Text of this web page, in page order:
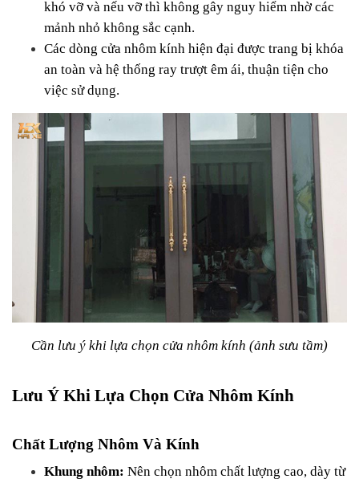
khó vỡ và nếu vỡ thì không gây nguy hiểm nhờ các
mảnh nhỏ không sắc cạnh.
Các dòng cửa nhôm kính hiện đại được trang bị khóa
an toàn và hệ thống ray trượt êm ái, thuận tiện cho
việc sử dụng.
Cần lưu ý khi lựa chọn cửa nhôm kính (ảnh sưu tầm)
Lưu Ý Khi Lựa Chọn Cửa Nhôm Kính
Chất Lượng Nhôm Và Kính
Khung nhôm: Nên chọn nhôm chất lượng cao, dày từ